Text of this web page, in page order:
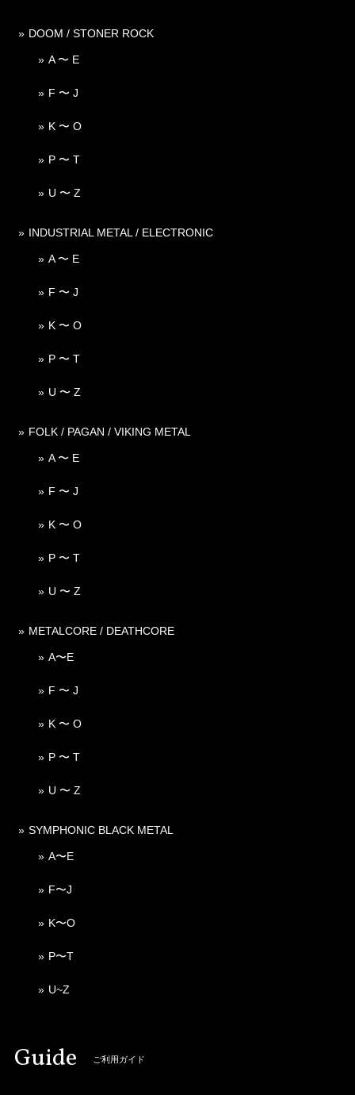
DOOM / STONER ROCK
A 〜 E
F 〜 J
K 〜 O
P 〜 T
U 〜 Z
INDUSTRIAL METAL / ELECTRONIC
A 〜 E
F 〜 J
K 〜 O
P 〜 T
U 〜 Z
FOLK / PAGAN / VIKING METAL
A 〜 E
F 〜 J
K 〜 O
P 〜 T
U 〜 Z
METALCORE / DEATHCORE
A〜E
F 〜 J
K 〜 O
P 〜 T
U 〜 Z
SYMPHONIC BLACK METAL
A〜E
F〜J
K〜O
P〜T
U~Z
Guide ご利用ガイド